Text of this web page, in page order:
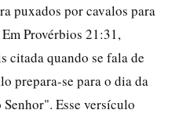
puxados por cavalos para
Provérbios 21:31,
citada quando se fala de
prepara-se para o dia da
Esse versículo